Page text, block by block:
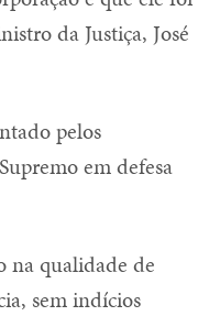
da Justiça, José
pelos
em defesa
na qualidade de
sem indícios